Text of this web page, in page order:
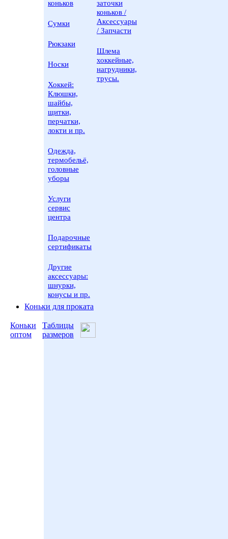
коньков
Сумки
Рюкзаки
Носки
Хоккей:
Клюшки,
шайбы,
щитки,
перчатки,
локти и пр.
Одежда,
термобельё,
головные
уборы
Услуги
сервис
центра
Подарочные
сертификаты
Другие
аксессуары:
шнурки,
конусы и пр.
заточки
коньков /
Аксессуары
/ Запчасти
Шлема
хоккейные,
нагрудники,
трусы.
Коньки для проката
Коньки
оптом
Таблицы
размеров